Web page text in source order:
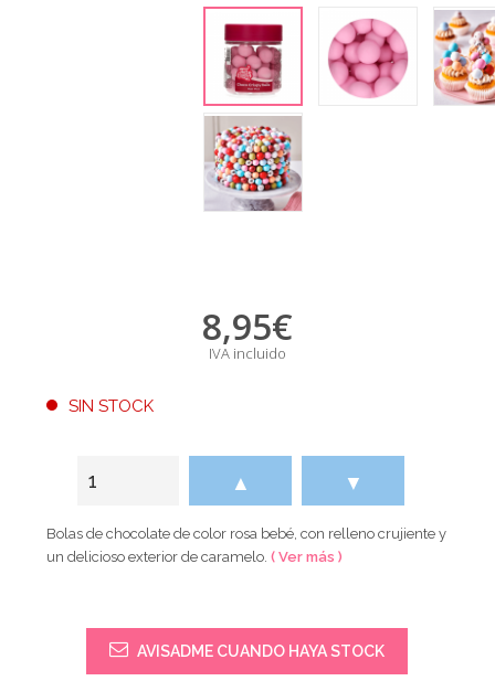
8,95€
IVA incluido
SIN STOCK
▲ ▼
Bolas de chocolate de color rosa bebé, con relleno crujiente y
un delicioso exterior de caramelo.( Ver más )
AVISADME CUANDO HAYA STOCK